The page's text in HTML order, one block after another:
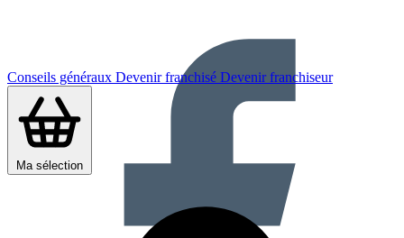
Conseils généraux Devenir franchisé Devenir franchiseur
Ma sélection